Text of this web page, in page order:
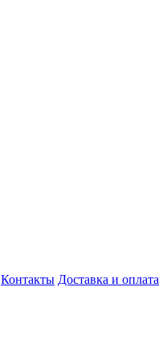
Контакты Доставка и оплата